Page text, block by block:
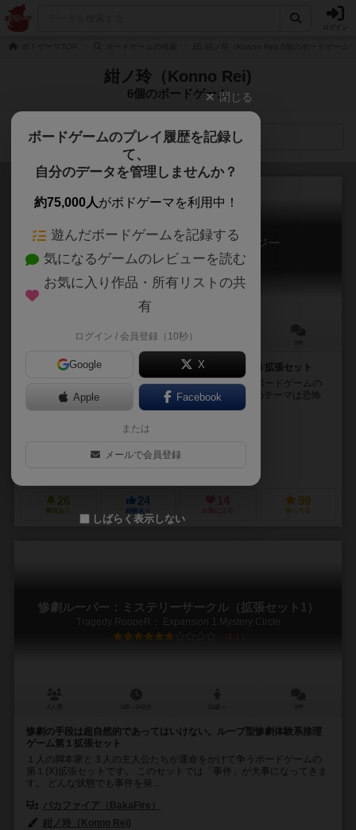
紺ノ玲（Konno Rei)
6個のボードゲーム
検索メニュー
惨劇ルーパー：ウィアードミソロジー
Tragedy RoopeR: Weird Mythology
120～240分
宇宙的恐怖に抗え！ループ型惨劇体験系推理ゲーム第５拡張セット
１人の脚本家と３人の主人公たちが運命をかけて争うボードゲームの
第５拡張セット（拡張セット２B）です。 このセットのテーマは恐怖
への抵抗です。 外宇宙的存在の襲来を...
バカファイア（BakaFire）
26
興味あり
24
経験あり お気に入り
99
持ってる
惨劇ルーパー：ミステリーサークル（拡張セット1）
Tragedy RoopeR： Expansion 1 Mystery Circle
6.1
惨劇の手段は超自然的であってはいけない。ループ型惨劇体験系推理
ゲーム第１拡張セット
１人の脚本家と３人の主人公たちが運命をかけて争うボードゲームの
第１(X)拡張セットです。 このセットでは「事件」が大事になってきま
す。 どんな状態でも事件を発...
バカファイア（BakaFire）
紺ノ玲（Konno Rei)
閉じる
ボードゲームのプレイ履歴を記録し
て、
自分のデータを管理しませんか？
約75,000人がボドゲーマを利用中！
遊んだボードゲームを記録する
気になるゲームのレビューを読む
お気に入り作品・所有リストの共
有
ログイン / 会員登録（10秒）
Google X
Apple Facebook
または
メールで会員登録
しばらく表示しない